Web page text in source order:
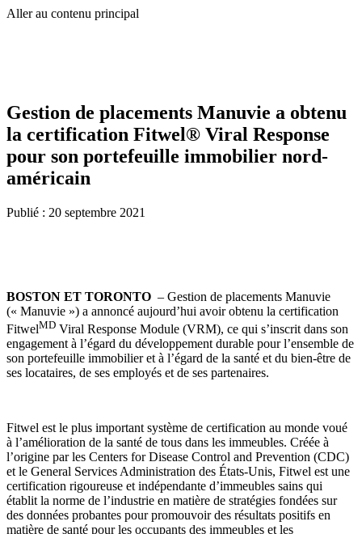
Aller au contenu principal
Gestion de placements Manuvie a obtenu
la certification Fitwel® Viral Response
pour son portefeuille immobilier nord-
américain
Publié : 20 septembre 2021
BOSTON ET TORONTO – Gestion de placements Manuvie
(« Manuvie ») a annoncé aujourd’hui avoir obtenu la certification
FitwelMD Viral Response Module (VRM), ce qui s’inscrit dans son
engagement à l’égard du développement durable pour l’ensemble de
son portefeuille immobilier et à l’égard de la santé et du bien-être de
ses locataires, de ses employés et de ses partenaires.
Fitwel est le plus important système de certification au monde voué
à l’amélioration de la santé de tous dans les immeubles. Créée à
l’origine par les Centers for Disease Control and Prevention (CDC)
et le General Services Administration des États-Unis, Fitwel est une
certification rigoureuse et indépendante d’immeubles sains qui
établit la norme de l’industrie en matière de stratégies fondées sur
des données probantes pour promouvoir des résultats positifs en
matière de santé pour les occupants des immeubles et les